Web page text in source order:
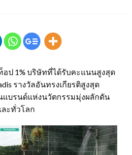
อป 1% บริษัทที่ได้รับคะแนนสูงสุด
รางวัลอันทรงเกียรติสูงสุด
แบรนด์แห่งนวัตกรรมมุ่งผลักดัน
ะทั่วโลก